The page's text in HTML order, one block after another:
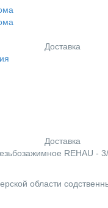
Доставка
Доставка
REHAU -
области